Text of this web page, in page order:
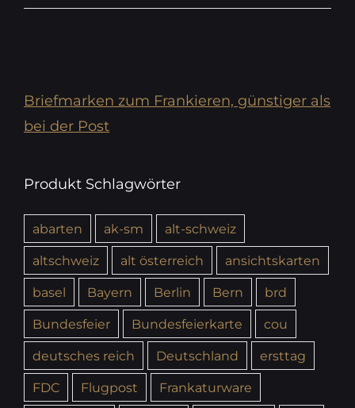
Briefmarken zum Frankieren, günstiger als
bei der Post
Produkt Schlagwörter
abarten ak-sm
alt-schweiz
altschweiz
alt österreich
ansichtskarten
basel
Bayern Berlin Bern
brd
Bundesfeier
Bundesfeierkarte
cou
deutsches reich
Deutschland
ersttag
FDC
Flugpost
Frankaturware